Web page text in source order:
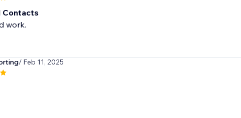
Contacts
work.
/ Feb 11, 2025